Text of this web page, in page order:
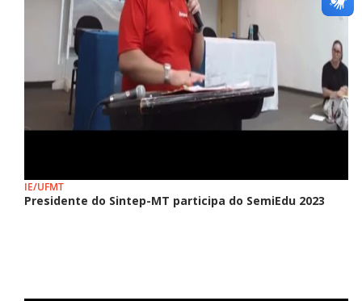
IE/UFMT
Presidente do Sintep-MT participa do SemiEdu 2023